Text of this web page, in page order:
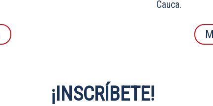
Cauca.
¡INSCRÍBETE!